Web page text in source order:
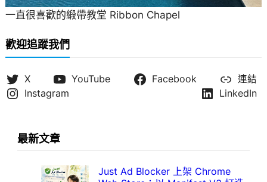
一直很喜歡的緞帶教堂 Ribbon Chapel
歡迎追蹤我們
X YouTube Facebook
連結
Instagram
LinkedIn
最新文章
Just Ad Blocker 上架 Chrome